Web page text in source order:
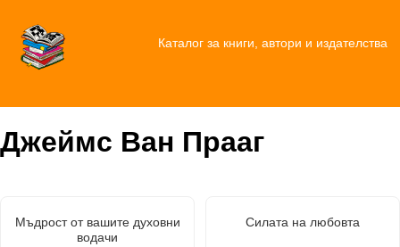
Каталог за книги, автори и издателства
Джеймс Ван Прааг
Мъдрост от вашите духовни
водачи
Силата на любовта